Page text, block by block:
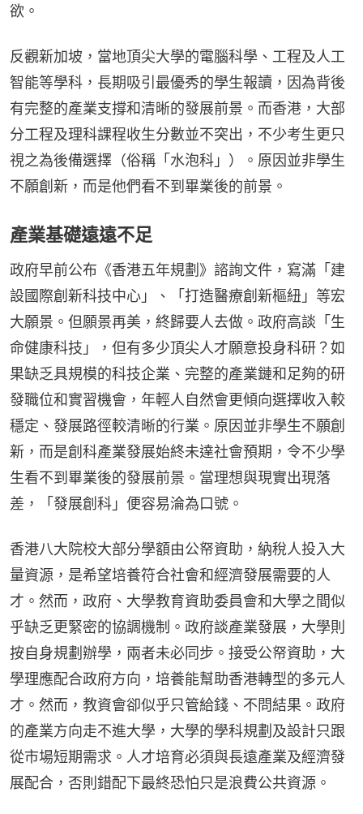
欲。
反觀新加坡，當地頂尖大學的電腦科學、工程及人工
智能等學科，長期吸引最優秀的學生報讀，因為背後
有完整的產業支撐和清晰的發展前景。而香港，大部
分工程及理科課程收生分數並不突出，不少考生更只
視之為後備選擇（俗稱「水泡科」）。原因並非學生
不願創新，而是他們看不到畢業後的前景。
產業基礎遠遠不足
政府早前公布《香港五年規劃》諮詢文件，寫滿「建
設國際創新科技中心」、「打造醫療創新樞紐」等宏
大願景。但願景再美，終歸要人去做。政府高談「生
命健康科技」，但有多少頂尖人才願意投身科研？如
果缺乏具規模的科技企業、完整的產業鏈和足夠的研
發職位和實習機會，年輕人自然會更傾向選擇收入較
穩定、發展路徑較清晰的行業。原因並非學生不願創
新，而是創科產業發展始終未達社會預期，令不少學
生看不到畢業後的發展前景。當理想與現實出現落
差，「發展創科」便容易淪為口號。
香港八大院校大部分學額由公帑資助，納稅人投入大
量資源，是希望培養符合社會和經濟發展需要的人
才。然而，政府、大學教育資助委員會和大學之間似
乎缺乏更緊密的協調機制。政府談產業發展，大學則
按自身規劃辦學，兩者未必同步。接受公帑資助，大
學理應配合政府方向，培養能幫助香港轉型的多元人
才。然而，教資會卻似乎只管給錢、不問結果。政府
的產業方向走不進大學，大學的學科規劃及設計只跟
從市場短期需求。人才培育必須與長遠產業及經濟發
展配合，否則錯配下最終恐怕只是浪費公共資源。